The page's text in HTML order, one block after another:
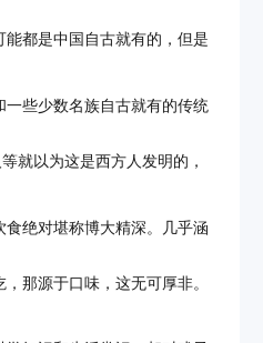
都是中国自古就有的，但是
些少数名族自古就有的传统
就以为这是西方人发明的，
绝对堪称博大精深。几乎涵
那源于口味，这无可厚非。